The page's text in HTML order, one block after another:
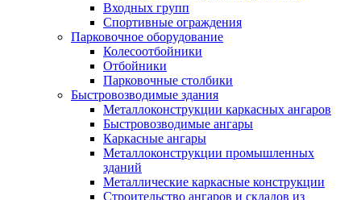
Входных групп
Спортивные ограждения
Парковочное оборудование
Колесоотбойники
Отбойники
Парковочные столбики
Быстровозводимые здания
Металлоконструкции каркасных ангаров
Быстровозводимые ангары
Каркасные ангары
Металлоконструкции промышленных
зданий
Металлические каркасные конструкции
Строительство ангаров и складов из